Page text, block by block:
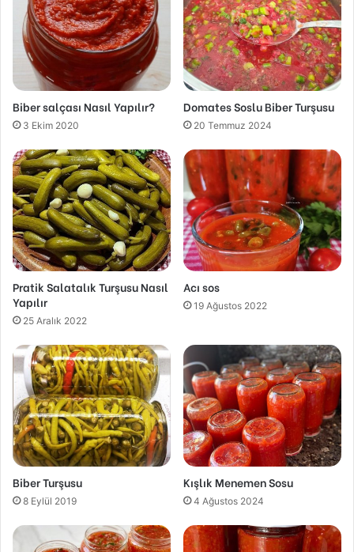
Biber salçası Nasıl Yapılır?
3 Ekim 2020
Domates Soslu Biber Turşusu
20 Temmuz 2024
Pratik Salatalık Turşusu Nasıl
Yapılır
25 Aralık 2022
Acı sos
19 Ağustos 2022
Biber Turşusu
8 Eylül 2019
Kışlık Menemen Sosu
4 Ağustos 2024